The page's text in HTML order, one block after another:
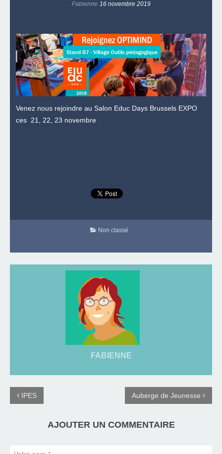
Fabienne 16 novembre 2019
Venez nous rejoindre au Salon Educ Days Brussels EXPO
ces 21, 22, 23 novembre
Non classé
FABIENNE
IPES Auberge de Jeunesse
AJOUTER UN COMMENTAIRE